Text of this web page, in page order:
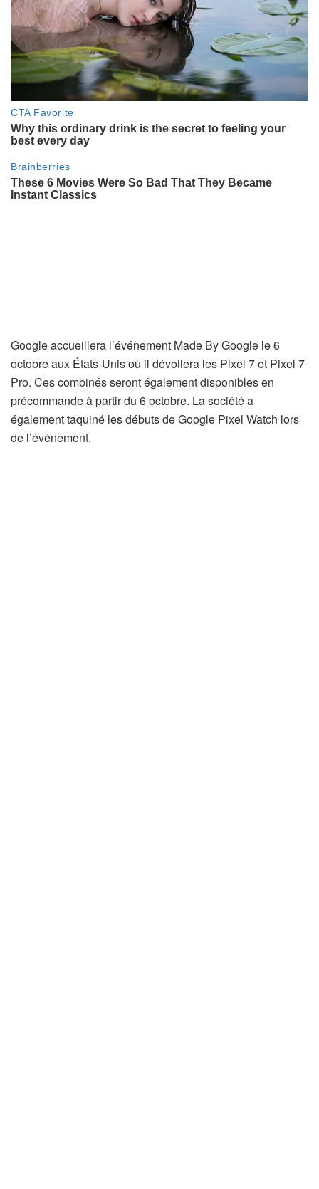
Google accueillera l’événement Made By Google le 6
octobre aux États-Unis où il dévoilera les Pixel 7 et Pixel 7
Pro. Ces combinés seront également disponibles en
précommande à partir du 6 octobre. La société a
également taquiné les débuts de Google Pixel Watch lors
de l’événement.